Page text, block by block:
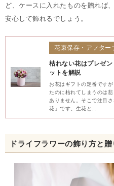
ど、ケースに入れたものを贈れば
安心して飾れるでしょう。
花束保存・アフター
枯れない花はプレゼ
ットを解説
お花はギフトの定番です
たのに枯れてしまうのは
ありません。そこで注目
花」です。生花と…
ドライフラワーの飾り方と